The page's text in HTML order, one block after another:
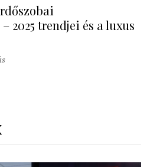
2025 trendjei és a luxus